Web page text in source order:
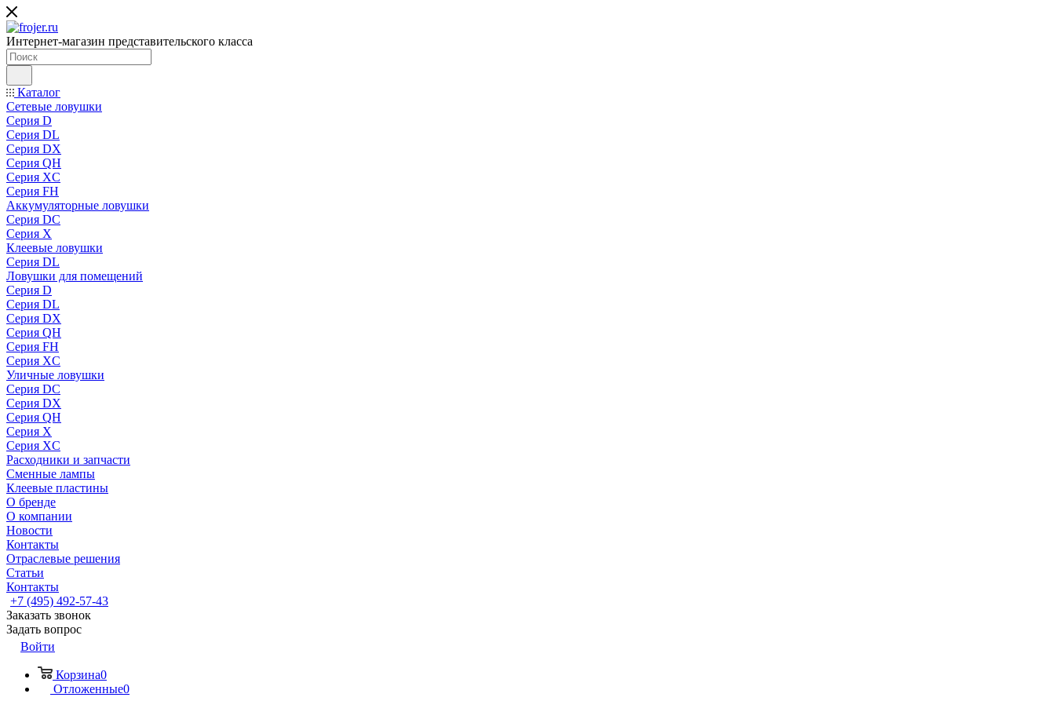
Интернет-магазин представительского класса
Каталог
Сетевые ловушки
Серия D
Серия DL
Серия DX
Серия QH
Серия XC
Серия FH
Аккумуляторные ловушки
Серия DC
Серия X
Клеевые ловушки
Серия DL
Ловушки для помещений
Серия D
Серия DL
Серия DX
Серия QH
Серия FH
Серия XC
Уличные ловушки
Серия DC
Серия DX
Серия QH
Серия X
Серия XC
Расходники и запчасти
Сменные лампы
Клеевые пластины
О бренде
О компании
Новости
Контакты
Отраслевые решения
Статьи
Контакты
+7 (495) 492-57-43
Заказать звонок
Задать вопрос
Войти
Корзина0
Отложенные0